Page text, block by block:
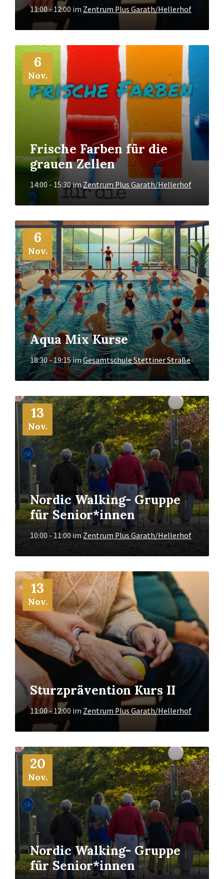
11:00 - 12:00 im Zentrum Plus Garath/Hellerhof
6
Nov.
Frische Farben für die
grauen Zellen
14:00 - 15:30im Zentrum Plus Garath/Hellerhof
Mehr
Info
6
Nov.
Aqua Mix Kurse
18:30 - 19:15imGesamtschule Stettiner Straße
Mehr
Info
13
Nov.
Nordic Walking- Gruppe
für Senior*innen
10:00 - 11:00imZentrum Plus Garath/Hellerhof
Mehr
Info
13
Nov.
Sturzprävention Kurs II
11:00 - 12:00 im Zentrum Plus Garath/Hellerhof
Mehr
Info
20
Nov.
Nordic Walking- Gruppe
für Senior*innen
Mehr
Info